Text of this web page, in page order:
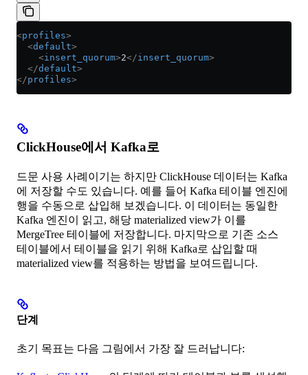
<profiles>
  <
default>
    <
insert_quorum>2</insert_quorum>
  </
default>
</profiles>
ClickHouse에서 Kafka로
드문 사용 사례이기는 하지만 ClickHouse 데이터는 Kafka
에 저장할 수도 있습니다. 예를 들어 Kafka 테이블 엔진에
행을 수동으로 삽입해 보겠습니다. 이 데이터는 동일한
Kafka 엔진이 읽고, 해당 materialized view가 이를
MergeTree 테이블에 저장합니다. 마지막으로 기존 소스
테이블에서 테이블을 읽기 위해 Kafka로 삽입할 때
materialized view를 적용하는 방법을 보여드립니다.
단계
초기 목표는 다음 그림에서 가장 잘 드러납니다: